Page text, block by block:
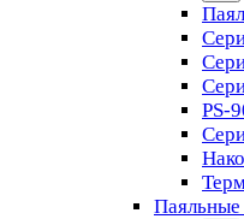
PS-
Паяльные